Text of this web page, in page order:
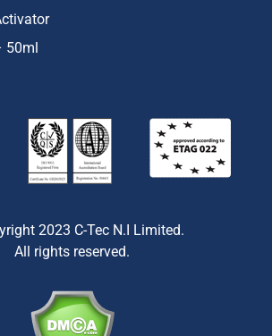
50ml
2023 C-Tec N.I Limited.
All rights reserved.